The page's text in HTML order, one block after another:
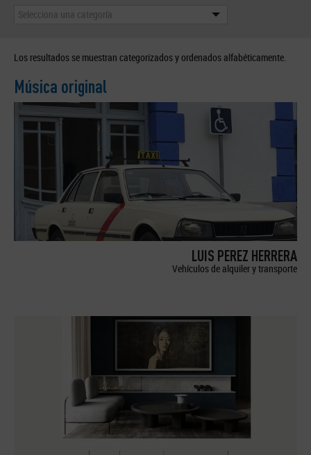
Selecciona una categoría
Los resultados se muestran categorizados y ordenados alfabéticamente.
Música original
LUIS PEREZ HERRERA
Vehículos de alquiler y transporte